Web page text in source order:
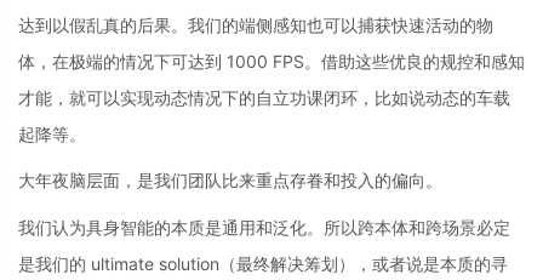
达到以假乱真的后果。我们的端侧感知也可以捕获快速活动的物
体，在极端的情况下可达到 1000 FPS。借助这些优良的规控和感知
才能，就可以实现动态情况下的自立功课闭环，比如说动态的车载
起降等。
大年夜脑层面，是我们团队比来重点存眷和投入的偏向。
我们认为具身智能的本质是通用和泛化。所以跨本体和跨场景必定
是我们的 ultimate solution（最终解决筹划），或者说是本质的寻